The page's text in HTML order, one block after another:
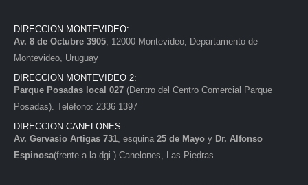
DIRECCION MONTEVIDEO:
Av. 8 de Octubre 3905, 12000 Montevideo, Departamento de
Montevideo, Uruguay
DIRECCION MONTEVIDEO 2:
Parque Posadas local 027 (Dentro del Centro Comercial Parque
Posadas). Teléfono: 2336 1397
DIRECCION CANELONES:
Av. Gervasio Artigas 731, esquina 25 de Mayo y Dr. Alfonso
Espinosa(frente a la dgi ) Canelones, Las Piedras